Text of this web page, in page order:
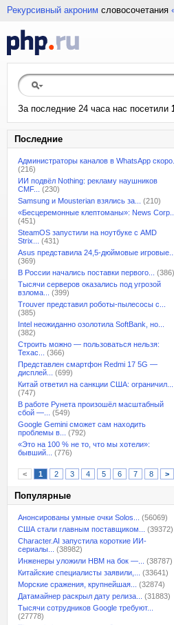
Рекурсивный акроним словосочетания
За последние 24 часа нас посетили
Последние
Администраторы каналов в WhatsApp скоро...
(216)
ИИ подвёл Nothing: рекламу наушников
CMF...
(230)
Samsung и Mousterian взялись за...
(210)
«Бесцеремонные клептоманы»: News Corp....
(451)
SteamOS запустили на ноутбуке с AMD
Strix...
(431)
Asus представила 24,5-дюймовые игровые...
(369)
В России начались поставки первого...
(386)
Тысячи серверов оказались под угрозой
взлома...
(399)
Trouver представил роботы-пылесосы с...
(385)
Intel неожиданно озолотила SoftBank, но...
(382)
Строить можно — пользоваться нельзя:
Техас...
(366)
Представлен смартфон Redmi 17 5G —
дисплей...
(699)
Китай ответил на санкции США: ограничил...
(747)
В работе Рунета произошёл масштабный
сбой —...
(549)
Google Gemini сможет сам находить
проблемы в...
(792)
«Это на 100 % не то, что мы хотели»:
бывший...
(776)
< 1 2 3 4 5 6 7 8 >
Популярные
Анонсированы умные очки Solos...
(56069)
США стали главным поставщиком...
(39372)
Character.AI запустила короткие ИИ-
сериалы...
(38982)
Инженеры уложили HBM на бок —...
(38787)
Китайские специалисты заявили,...
(33641)
Морские сражения, крупнейшая...
(32874)
Датамайнер раскрыл дату релиза...
(31883)
Тысячи сотрудников Google требуют...
(27778)